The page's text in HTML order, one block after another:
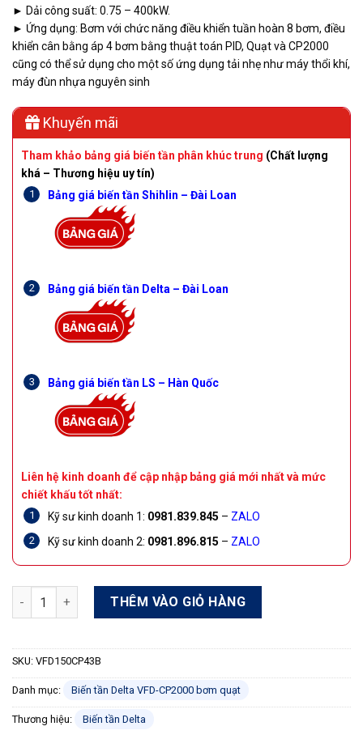
► Dải công suất: 0.75 – 400kW.
► Ứng dụng: Bơm với chức năng điều khiển tuần hoàn 8 bơm, điều
khiển cân bằng áp 4 bơm bằng thuật toán PID, Quạt và CP2000
cũng có thể sử dụng cho một số ứng dụng tải nhẹ như máy thổi khí,
máy đùn nhựa nguyên sinh
Khuyến mãi
Tham khảo bảng giá biến tần phân khúc trung (Chất lượng
khá – Thương hiệu uy tín)
Bảng giá biến tần Shihlin – Đài Loan
Bảng giá biến tần Delta – Đài Loan
Bảng giá biến tần LS – Hàn Quốc
Liên hệ kinh doanh để cập nhập bảng giá mới nhất và mức
chiết khấu tốt nhất:
Kỹ sư kinh doanh 1: 0981.839.845 – ZALO
Kỹ sư kinh doanh 2: 0981.896.815 – ZALO
Biến tần Delta VFD-CP2000 VFD150CP43B 15KW 20HP 3 pha
THÊM VÀO GIỎ HÀNG
SKU: VFD150CP43B
Danh mục: Biến tần Delta VFD-CP2000 bơm quạt
Thương hiệu: Biến tần Delta